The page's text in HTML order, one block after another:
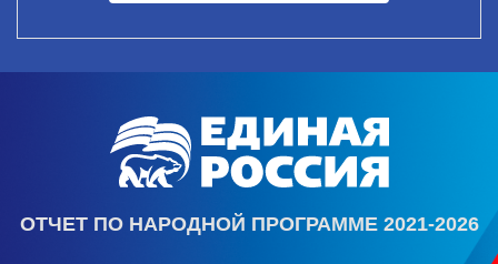
ОТЧЕТ ПО НАРОДНОЙ ПРОГРАММЕ 2021-2026